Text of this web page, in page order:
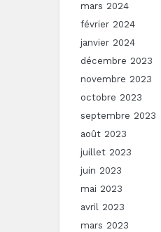
mars 2024
février 2024
janvier 2024
décembre 2023
novembre 2023
octobre 2023
septembre 2023
août 2023
juillet 2023
juin 2023
mai 2023
avril 2023
mars 2023